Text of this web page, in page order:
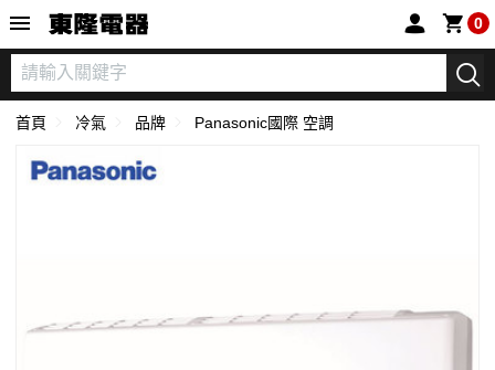
0
首頁 冷氣 品牌 Panasonic國際 空調